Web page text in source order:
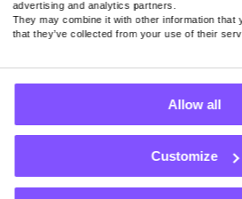
advertising and analytics partners.
They may combine it with other information
that they’ve collected from your use of their
Allow all
Customize
مقدمو
للثقة